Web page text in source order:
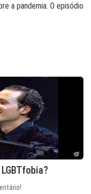
a pandemia. O episódio